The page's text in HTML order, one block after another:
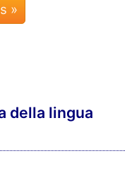
»
della lingua